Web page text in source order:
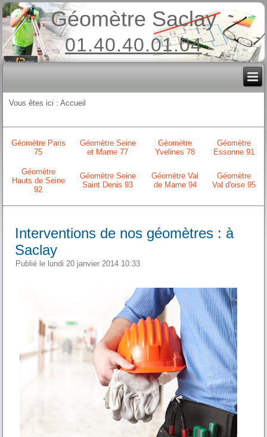
Géomètre Saclay
01.40.40.01.04
Vous êtes ici :Accueil
Géomètre Paris
75
Géomètre Seine
et Marne 77
Géomètre
Yvelines 78
Géomètre
Essonne 91
Géomètre
Hauts de Seine
92
Géomètre Seine
Saint Denis 93
Géomètre Val
de Marne 94
Géomètre
Val d'oise 95
Interventions de nos géomètres : à
Saclay
Publié le lundi 20 janvier 2014 10:33